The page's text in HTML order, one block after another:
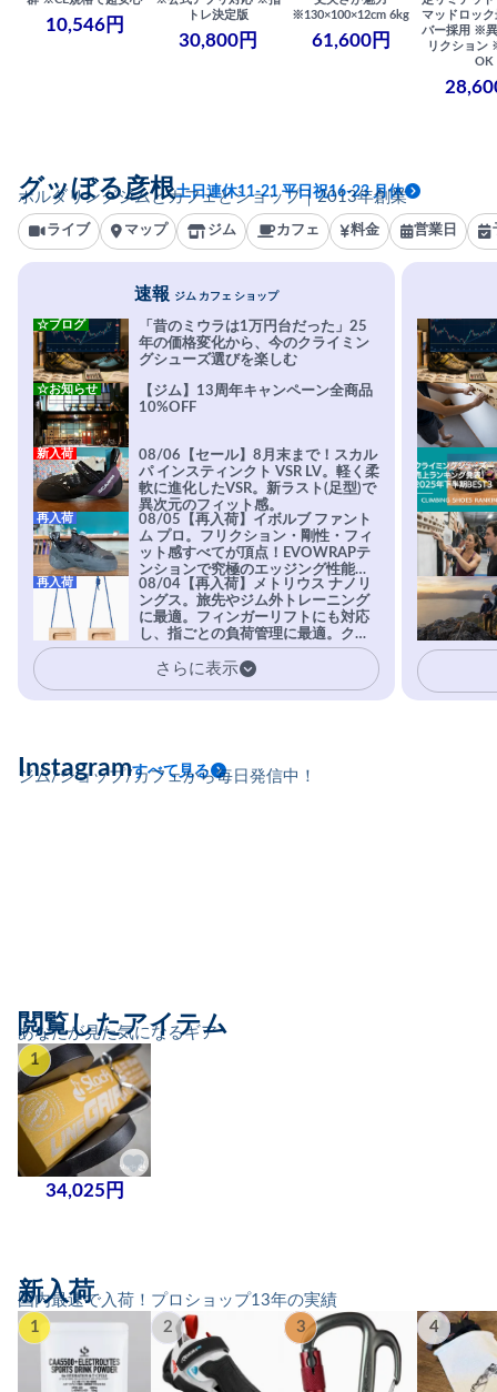
10,546円
トレ決定版
30,800円
※130×100×12cm 6kg
61,600円
マッドロック
バー採用 ※
リクション
OK
ボルダリングジムとカフェとショップ｜2013年創業
グッぼる彦根土日連休11-21 平日祝16-23 月休
ライブ マップ ジム カフェ 料金 営業日
速報 ジム カフェ ショップ
「昔のミウラは1万円台だった」25
年の価格変化から、今のクライミン
グシューズ選びを楽しむ
☆ブログ
【ジム】13周年キャンペーン全商品
10%OFF
☆お知らせ
08/06【セール】8月末まで！スカル
パ インスティンクト VSR LV。軽く柔
軟に進化したVSR。新ラスト(足型)で
異次元のフィット感。
新入荷
08/05【再入荷】イボルブ ファント
ム プロ。フリクション・剛性・フィ
ット感すべてが頂点！EVOWRAPテ
ンションで究極のエッジング性能を
実現。進化系ラバーEvo-74はTRAX
を凌駕する粘着力で極小ホールドに
安心感。
再入荷
08/04【再入荷】メトリウス ナノリ
ングス。旅先やジム外トレーニング
に最適。フィンガーリフトにも対応
し、指ごとの負荷管理に最適。クラ
イマーの指を本気で鍛えるギア。
再入荷
さらに表示
ジム/ショップ/カフェから毎日発信中！
Instagramすべて見る
あなたが見た気になるギア
閲覧したアイテム
1
34,025円
国内最速で入荷！プロショップ13年の実績
新入荷
1 2 3 4